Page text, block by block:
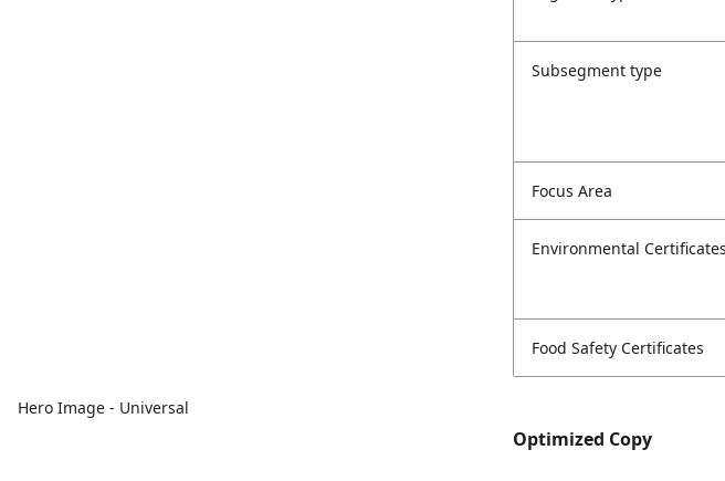
Hero Image - Universal
Subsegment type
Focus Area
Environmental Certificates
Food Safety Certificates
Optimized Copy